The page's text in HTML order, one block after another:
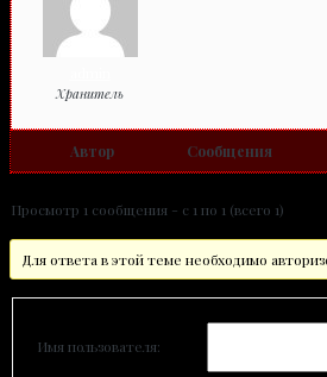
Хранитель
Автор Сообщения
Просмотр 1 сообщения - с 1 по 1 (всего 1)
Для ответа в этой теме необходимо
Имя пользователя: